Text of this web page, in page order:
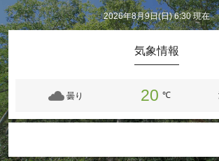
2026年8月9日(日) 6:30 現在
気象情報
曇り 20 ℃